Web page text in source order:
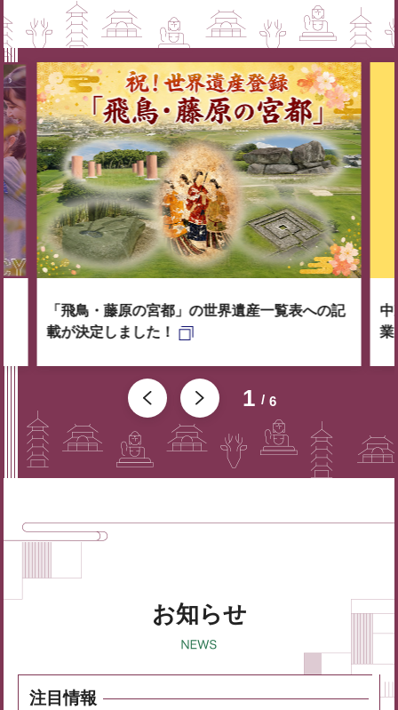
1 6
「飛鳥・藤原の宮都」の世界遺産一覧表への記
載が決定しました！
中
業
お知らせ
注目情報